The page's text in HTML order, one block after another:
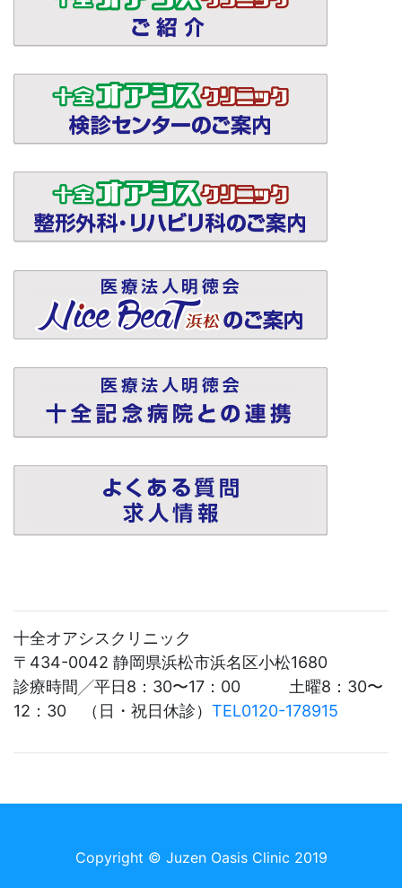
十全オアシスクリニック
〒434-0042 静岡県浜松市浜名区小松1680
診療時間╱平日8：30〜17：00 土曜8：30〜
12：30 （日・祝日休診） TEL0120-178915
Copyright © Juzen Oasis Clinic 2019